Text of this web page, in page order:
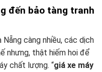
đến bảo tàng tranh
Nẵng càng nhiều, các dịch
nhưng, thật hiếm hoi để
chất lượng. “giá xe máy